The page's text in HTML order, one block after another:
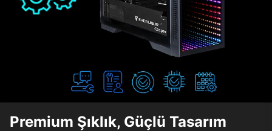
Premium Şıklık, Güçlü Tasarım